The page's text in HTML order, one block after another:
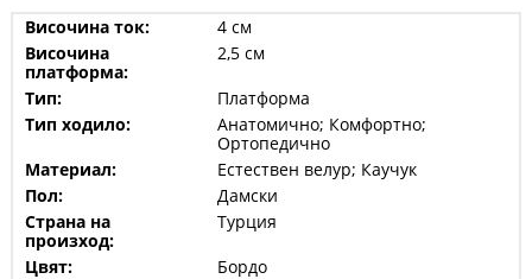
Височина ток:
4 см
Височина
платформа:
2,5 см
Тип:
Платформа
Тип ходило:
Анатомично; Комфортно;
Ортопедично
Материал:
Естествен велур; Каучук
Пол:
Дамски
Страна на
произход:
Турция
Цвят:
Бордо